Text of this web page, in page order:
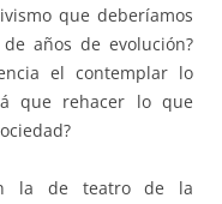
que deberíamos
años de evolución?
el contemplar lo
que rehacer lo que
la de teatro de la